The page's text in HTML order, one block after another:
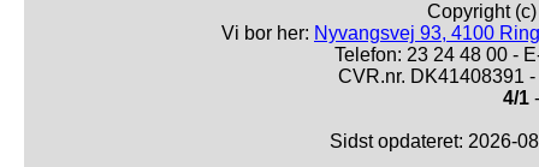
Copyright
Vi bor her: Nyvangsvej 93, 4100
Telefon: 23 24 48 00 -
CVR.nr. DK41408391
4/1
Sidst opdateret: 2026-